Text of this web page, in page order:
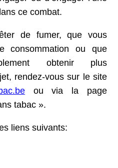
ce combat.
de fumer, que vous
consommation ou que
obtenir plus
rendez-vous sur le site
ou via la page
tabac ».
liens suivants: